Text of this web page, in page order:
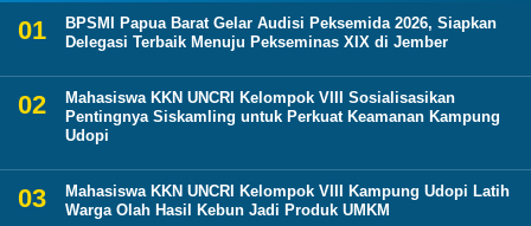
BPSMI Papua Barat Gelar Audisi Peksemida 2026, Siapkan
Delegasi Terbaik Menuju Pekseminas XIX di Jember
Mahasiswa KKN UNCRI Kelompok VIII Sosialisasikan
Pentingnya Siskamling untuk Perkuat Keamanan Kampung
Udopi
Mahasiswa KKN UNCRI Kelompok VIII Kampung Udopi Latih
Warga Olah Hasil Kebun Jadi Produk UMKM